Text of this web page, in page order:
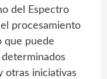
del Espectro
procesamiento
que puede
otras iniciativas